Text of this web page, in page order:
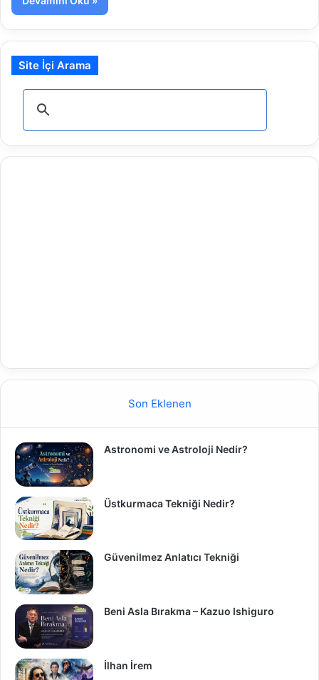
Site İçi Arama
Son Eklenen
Astronomi ve Astroloji Nedir?
Üstkurmaca Tekniği Nedir?
Güvenilmez Anlatıcı Tekniği
Beni Asla Bırakma – Kazuo Ishiguro
İlhan İrem